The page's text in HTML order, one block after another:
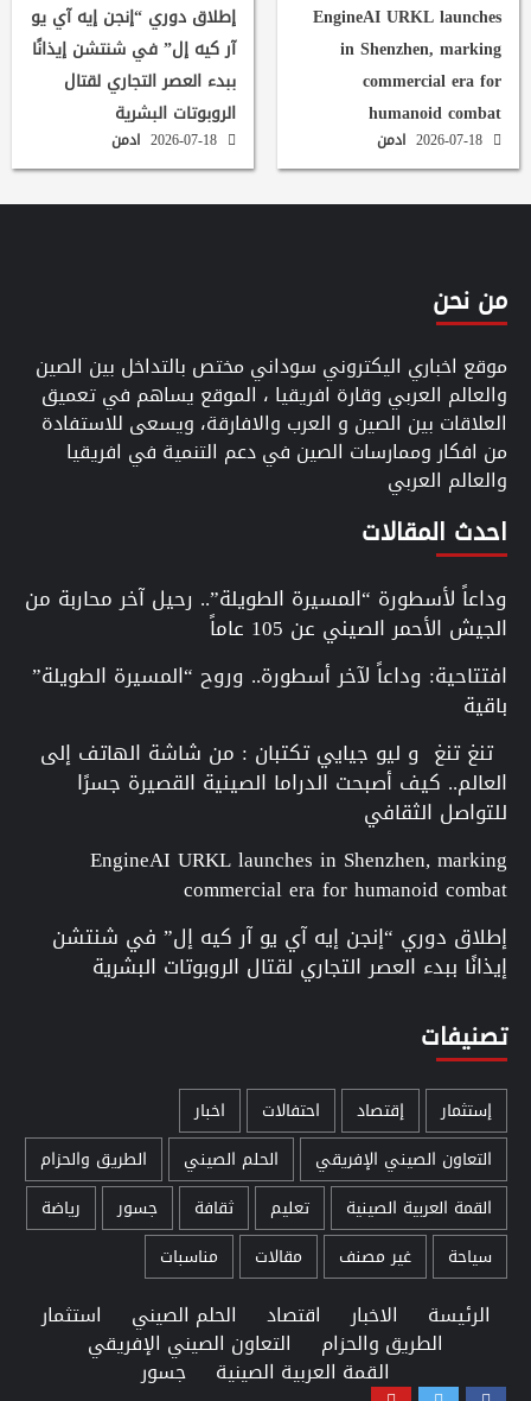
EngineAI URKL launches
in Shenzhen, marking
commercial era for
humanoid combat
ادمن
إطلاق دوري “إنجن إيه آي يو
آر كيه إل” في شنتشن إيذانًا
ببدء العصر التجاري لقتال
الروبوتات البشرية
ادمن
من نحن
موقع اخباري اليكتروني سوداني مختص بالتداخل بين الصين
والعالم العربي وقارة افريقيا ، الموقع يساهم في تعميق
العلاقات بين الصين و العرب والافارقة، ويسعى للاستفادة
من افكار وممارسات الصين في دعم التنمية في افريقيا
والعالم العربي
احدث المقالات
وداعاً لأسطورة “المسيرة الطويلة”.. رحيل آخر محاربة من
الجيش الأحمر الصيني عن 105 عاماً
افتتاحية: وداعاً لآخر أسطورة.. وروح “المسيرة الطويلة”
باقية
تنغ تنغ و ليو جيايي تكتبان : من شاشة الهاتف إلى
العالم.. كيف أصبحت الدراما الصينية القصيرة جسرًا
للتواصل الثقافي
EngineAI URKL launches in Shenzhen, marking
commercial era for humanoid combat
إطلاق دوري “إنجن إيه آي يو آر كيه إل” في شنتشن
إيذانًا ببدء العصر التجاري لقتال الروبوتات البشرية
تصنيفات
إستثمار إقتصاد احتفالات
اخبار
التعاون الصيني الإفريقي
الحلم الصيني
الطريق والحزام
القمة العربية الصينية
تعليم ثقافة جسور
رياضة
سياحة
غير مصنف مقالات مناسبات
الرئيسة الاخبار اقتصاد الحلم الصيني استثمار
الطريق والحزام التعاون الصيني الإفريقي
القمة العربية الصينية جسور